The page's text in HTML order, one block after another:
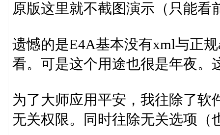
原版这里就不截图演示（只能看
遗憾的是E4A基本没有xml与正
看。可是这个用途也很是年夜。
为了大师应用平安，我往除了软
无关权限。同时往除无关选项（